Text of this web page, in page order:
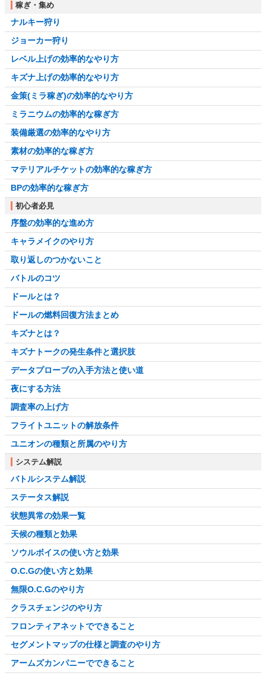
稼ぎ・集め
ナルキー狩り
ジョーカー狩り
レベル上げの効率的なやり方
キズナ上げの効率的なやり方
金策(ミラ稼ぎ)の効率的なやり方
ミラニウムの効率的な稼ぎ方
装備厳選の効率的なやり方
素材の効率的な稼ぎ方
マテリアルチケットの効率的な稼ぎ方
BPの効率的な稼ぎ方
初心者必見
序盤の効率的な進め方
キャラメイクのやり方
取り返しのつかないこと
バトルのコツ
ドールとは？
ドールの燃料回復方法まとめ
キズナとは？
キズナトークの発生条件と選択肢
データプローブの入手方法と使い道
夜にする方法
調査率の上げ方
フライトユニットの解放条件
ユニオンの種類と所属のやり方
システム解説
バトルシステム解説
ステータス解説
状態異常の効果一覧
天候の種類と効果
ソウルボイスの使い方と効果
O.C.Gの使い方と効果
無限O.C.Gのやり方
クラスチェンジのやり方
フロンティアネットでできること
セグメントマップの仕様と調査のやり方
アームズカンパニーでできること